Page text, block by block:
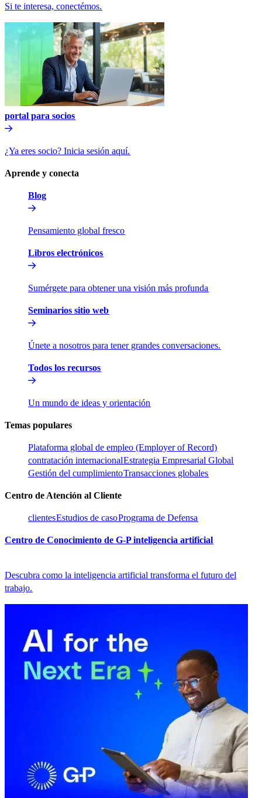
Si te interesa, conectémos.​​
portal para socios​​
¿Ya eres socio? Inicia sesión aquí.​​
Aprende y conecta​​
Blog​​
Pensamiento global fresco​​
Libros electrónicos​​
Sumérgete para obtener una visión más profunda​​
Seminarios sitio web​​
Únete a nosotros para tener grandes conversaciones.​​
Todos los recursos​​
Un mundo de ideas y orientación​​
Temas populares​​
Plataforma global de empleo (Employer of Record)​​
contratación internacional​​Estrategia Empresarial Global​​
Gestión del cumplimiento​​Transacciones globales​​
Centro de Atención al Cliente​​
clientes​​Estudios de caso​​Programa de Defensa​​
Centro de Conocimiento de G-P inteligencia artificial​​
Descubra como la inteligencia artificial transforma el futuro del
trabajo.​​